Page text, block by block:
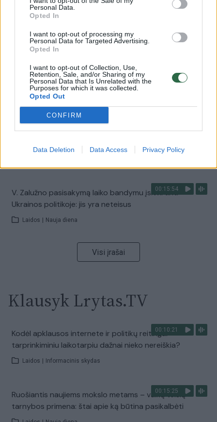
Personal Data.
Opted In
I want to opt-out of processing my
Personal Data for Targeted Advertising.
Opted In
I want to opt-out of Collection, Use,
Retention, Sale, and/or Sharing of my
Personal Data that Is Unrelated with the
Purposes for which it was collected.
Opted Out
CONFIRM
Data Deletion Data Access Privacy Policy
00:00:30
Vaizdai iš tragiškos avarijos Vilniaus r.: dviejų moterų ir
vaiko gyvybių išgelbėti nepavyko
Žinios | Lietuvos diena
Savaitės vidurys nusimato karštas: temperatūra kils iki
32 laipsnių šilumos
Žinios | Orai
Nufilmavo, kaip patvino Vilniaus Vakarinis aplinkkelis:
00:15:54
V. Zalužno pasisakymą laiko bandymu įsitvirtinti
Ukrainos politikoje: jis yra neteisus
Laidos Nauja diena
Visi įrašai
Klausyk Lrytas.TV
00:10:21
Kodėl apklausos internete ir politikų reitingai
tarprinkiminiu laikotarpiu dažnai nieko nereiškia?
Laidos Informacinis skydas
00:15:25
Ruošiantis naujiems mokslo metams – vaikų teisių
tarnybos primena: štai apie ką būtina pasikalbėti